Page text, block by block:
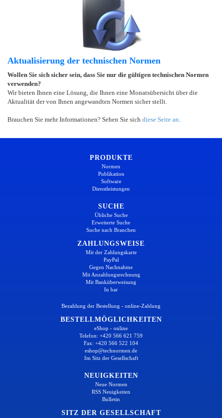
Aktualisierung der technischen Normen
Wollen Sie sich sicher sein, dass Sie nur die gültigen technischen Normen
verwenden?
Wir bieten Ihnen eine Lösung, die Ihnen eine Monatsübersicht über die
Aktualität der von Ihnen angewandten Normen sicher stellt.
Brauchen Sie mehr Informationen? Sehen Sie sich diese Seite an
PRODUKTE
Normen
Publikation
Software
Dienstleistungen
SUCHE
Übliche Suche
Erweiterte Suche
Suche nach Branchen
ZAHLUNGSWEISE
Mit der Zahlungskarte
PayPal
Gegen Nachnahme
Mit Anzahlungsrechnung
Mit Banküberweisung
In bar
Bezahlung der Bestellung - online-Zahlung
BESTELLMÖGLICHKEITEN
eShop - online
Telefon: +420 566 621 759
Fax: +420 566 522 104
eshop@technormen.de
Im Sitz der Gesellschaft
NEUIGKEITEN
Neue Normen
RSS Neuigkeiten
Bulletin
SITZ DER GESELLSCHAFT